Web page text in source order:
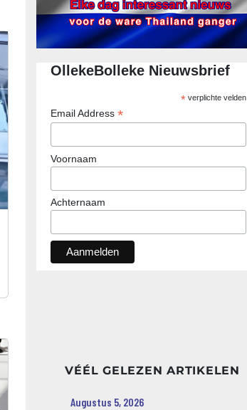
OllekeBolleke Nieuwsbrief
*verplichte velden
Email Address *
Voornaam
Achternaam
VÉÉL GELEZEN ARTIKELEN
Augustus 5, 2026